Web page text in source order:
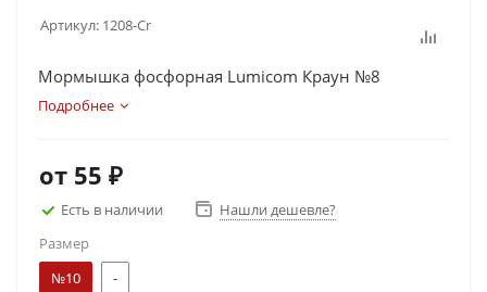
Артикул: 1208-Cr
Мормышка фосфорная Lumicom Краун №8
Подробнее
от 55 ₽
Есть в наличии
Нашли дешевле?
Размер
№10
-